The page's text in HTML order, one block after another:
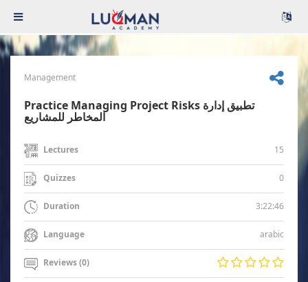
Management
Practice Managing Project Risks تطبيق إدارة
المخاطر للمشاريع
Lectures 15
Quizzes 0
Duration 3:22:46
Language arabic
Reviews (0)